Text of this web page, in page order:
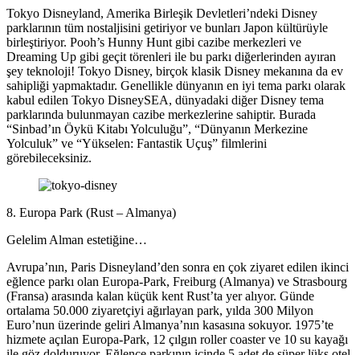
Tokyo Disneyland, Amerika Birleşik Devletleri’ndeki Disney
parklarının tüm nostaljisini getiriyor ve bunları Japon kültürüyle
birleştiriyor. Pooh’s Hunny Hunt gibi cazibe merkezleri ve
Dreaming Up gibi geçit törenleri ile bu parkı diğerlerinden ayıran
şey teknoloji! Tokyo Disney, birçok klasik Disney mekanına da ev
sahipliği yapmaktadır. Genellikle dünyanın en iyi tema parkı olarak
kabul edilen Tokyo DisneySEA, dünyadaki diğer Disney tema
parklarında bulunmayan cazibe merkezlerine sahiptir. Burada
“Sinbad’ın Öykü Kitabı Yolculuğu”, “Dünyanın Merkezine
Yolculuk” ve “Yükselen: Fantastik Uçuş” filmlerini
görebileceksiniz.
8. Europa Park (Rust – Almanya)
Gelelim Alman estetiğine…
Avrupa’nın, Paris Disneyland’den sonra en çok ziyaret edilen ikinci
eğlence parkı olan Europa-Park, Freiburg (Almanya) ve Strasbourg
(Fransa) arasında kalan küçük kent Rust’ta yer alıyor. Günde
ortalama 50.000 ziyaretçiyi ağırlayan park, yılda 300 Milyon
Euro’nun üzerinde geliri Almanya’nın kasasına sokuyor. 1975’te
hizmete açılan Europa-Park, 12 çılgın roller coaster ve 10 su kayağı